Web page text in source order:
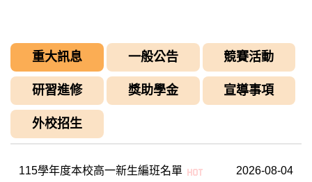
重大訊息 一般公告 競賽活動
研習進修 獎助學金 宣導事項
外校招生
115學年度本校高一新生編班名單 2026-08-04